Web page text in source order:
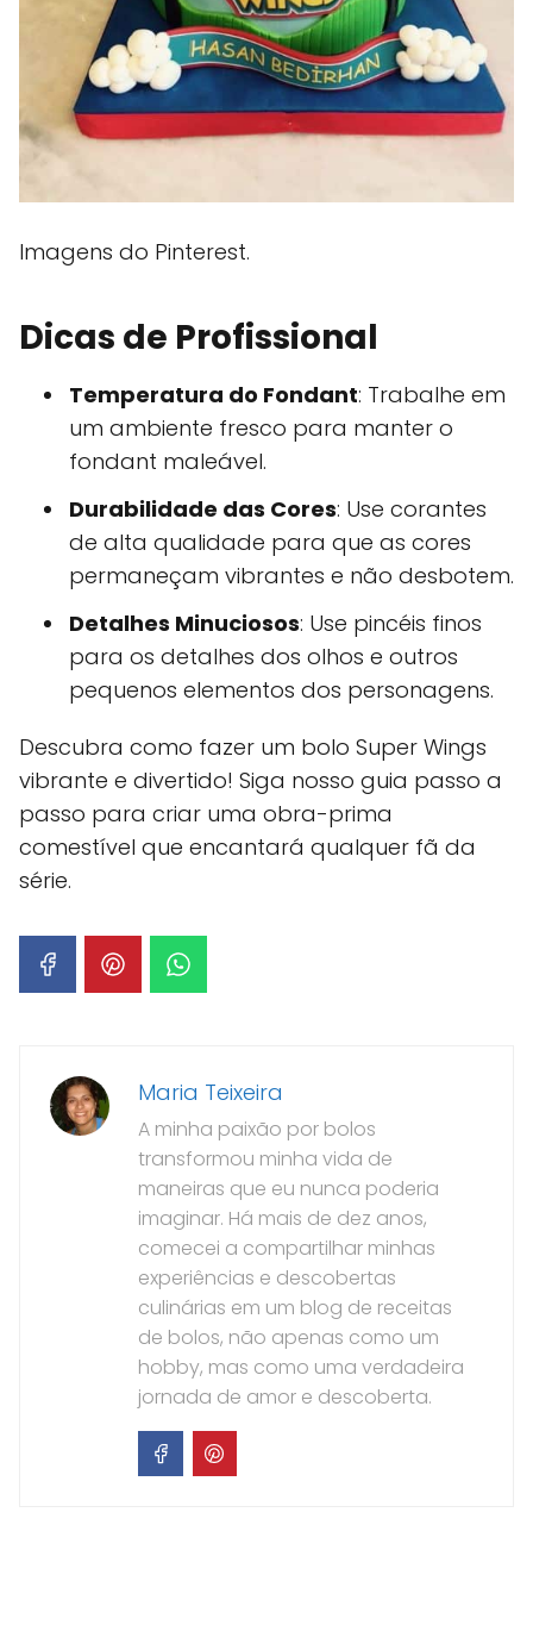
Imagens do Pinterest.
Dicas de Profissional
Temperatura do Fondant: Trabalhe em
um ambiente fresco para manter o
fondant maleável.
Durabilidade das Cores: Use corantes
de alta qualidade para que as cores
permaneçam vibrantes e não desbotem.
Detalhes Minuciosos: Use pincéis finos
para os detalhes dos olhos e outros
pequenos elementos dos personagens.
Descubra como fazer um bolo Super Wings
vibrante e divertido! Siga nosso guia passo a
passo para criar uma obra-prima
comestível que encantará qualquer fã da
série.
Maria Teixeira
A minha paixão por bolos
transformou minha vida de
maneiras que eu nunca poderia
imaginar. Há mais de dez anos,
comecei a compartilhar minhas
experiências e descobertas
culinárias em um blog de receitas
de bolos, não apenas como um
hobby, mas como uma verdadeira
jornada de amor e descoberta.